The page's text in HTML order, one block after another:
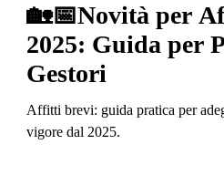
🏡📅Novità per
2025: Guida per
Gestori
Affitti brevi: guida pratica per
vigore dal 2025.